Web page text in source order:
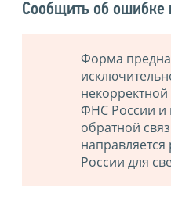
Сообщить об ошибке
Форма
ФНС России и
обратной
России для